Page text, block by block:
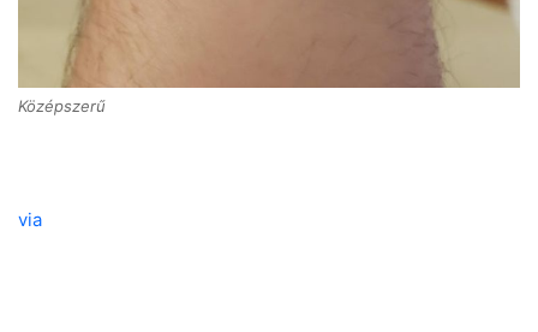
Középszerű
via